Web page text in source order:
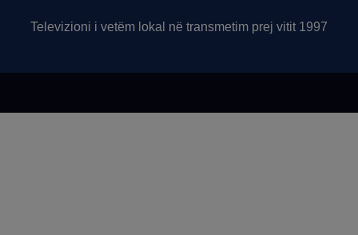
Televizioni i vetëm lokal në transmetim prej vitit 1997